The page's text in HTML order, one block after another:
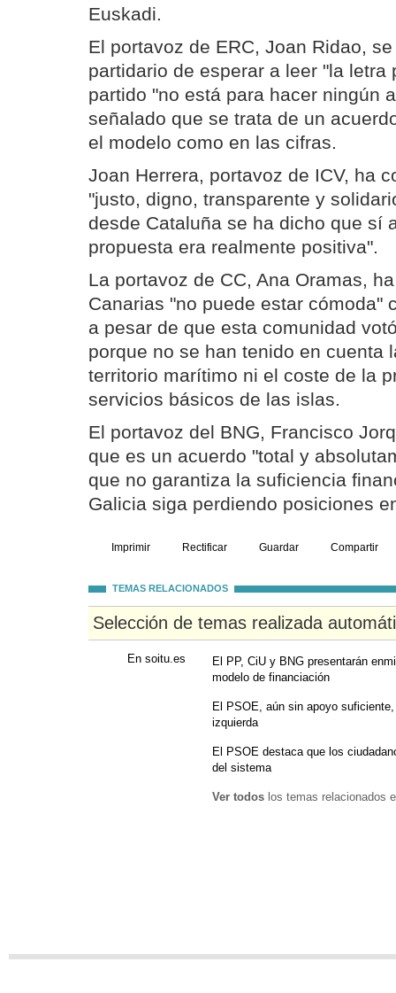
Euskadi.
El portavoz de ERC, Joan Ridao,
partidario de esperar a leer "la letra
partido "no está para hacer ningún
señalado que se trata de un
el modelo como en las cifras.
Joan Herrera, portavoz de ICV, ha
"justo, digno, transparente y
desde Cataluña se ha dicho que sí
propuesta era realmente positiva".
La portavoz de CC, Ana Oramas,
Canarias "no puede estar cómoda"
a pesar de que esta comunidad
porque no se han tenido en cuenta
territorio marítimo ni el coste de la
servicios básicos de las islas.
El portavoz del BNG, Francisco
que es un acuerdo "total y
que no garantiza la suficiencia
Galicia siga perdiendo posiciones
Imprimir Rectificar Guardar Compartir
TEMAS RELACIONADOS
Selección de temas realizada
En soitu.es
El PP, CiU y BNG presentarán
modelo de financiación
El PSOE, aún sin apoyo
izquierda
El PSOE destaca que los
del sistema
Ver todos los temas relacionados